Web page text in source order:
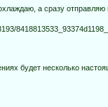
а сразу
будет несколько